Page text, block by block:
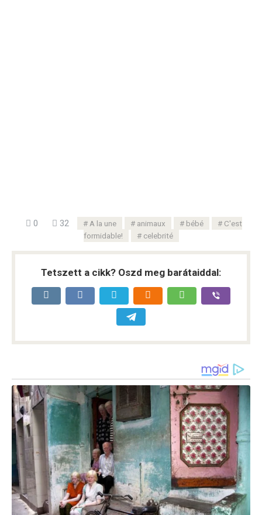
0 32 A la une animaux bébé
C'est
formidable!
celebrité
Tetszett a cikk? Oszd meg barátaiddal: